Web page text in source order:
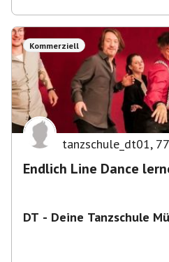
Kommerziell
tanzschule_dt01, 77
Endlich Line Dance
DT - Deine Tanzschule